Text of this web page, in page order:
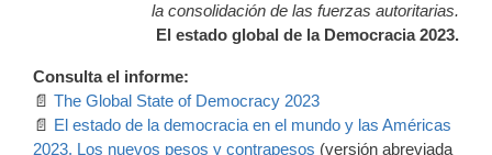
la consolidación de las fuerzas autoritarias.
El estado global de la Democracia 2023.
Consulta el informe:
📄 The Global State of Democracy 2023
📄 El estado de la democracia en el mundo y las Américas
2023. Los nuevos pesos y contrapesos (versión abreviada